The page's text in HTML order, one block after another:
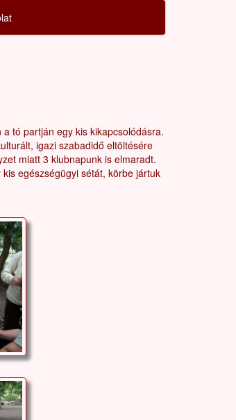
tó partján egy kis kikapcsolódásra.
igazi szabadidő eltöltésére
miatt 3 klubnapunk is elmaradt.
egészségügyi sétát, körbe jártuk